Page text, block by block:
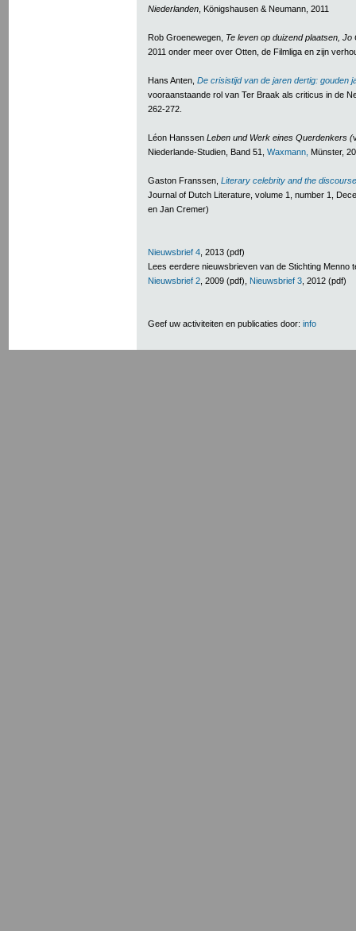
Niederlanden , Königshausen & Neumann, 2011
Rob Groenewegen, Te leven op duizend plaatsen, Jo
2011 onder meer over Otten, de Filmliga en zijn
Hans Anten, De crisistijd van de jaren dertig: gouden
vooraanstaande rol van Ter Braak als criticus in de
262-272.
Léon Hanssen Leben und Werk eines Querdenkers (
Niederlande-Studien, Band 51, Waxmann, Münster,
Gaston Franssen, Literary celebrity and the
Journal of Dutch Literature, volume 1, number 1,
en Jan Cremer)
Nieuwsbrief 4 , 2013 (pdf)
Lees eerdere nieuwsbrieven van de Stichting Menno
Nieuwsbrief 2 , 2009 (pdf), Nieuwsbrief 3 , 2012 (pdf)
Geef uw activiteiten en publicaties door: info